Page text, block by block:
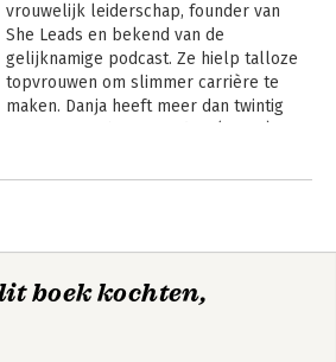
vrouwelijk leiderschap, founder van
She Leads en bekend van de
gelijknamige podcast. Ze hielp talloze
topvrouwen om slimmer carrière te
maken. Danja heeft meer dan twintig
bekleedde diverse directierollen en
carrière met een gelukkig gezinsleven.
boek kochten,